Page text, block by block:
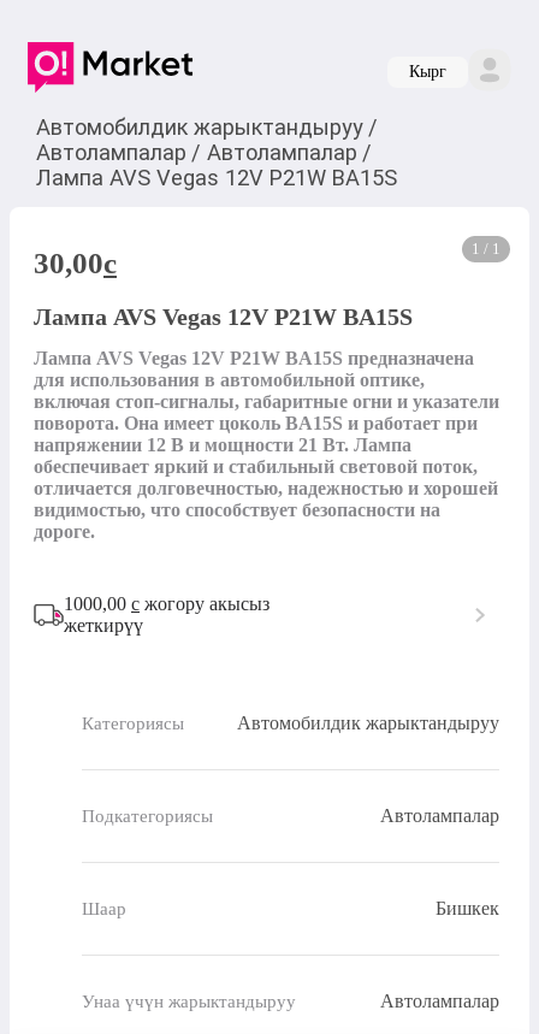
Кырг
Автомобилдик жарыктандыруу /
Автолампалар / Автолампалар /
Лампа AVS Vegas 12V P21W BA15S
1 / 1
30,00c
Лампа AVS Vegas 12V P21W BA15S
Лампа AVS Vegas 12V P21W BA15S предназначена
для использования в автомобильной оптике,
включая стоп-сигналы, габаритные огни и указатели
поворота. Она имеет цоколь BA15S и работает при
напряжении 12 В и мощности 21 Вт. Лампа
обеспечивает яркий и стабильный световой поток,
отличается долговечностью, надежностью и хорошей
видимостью, что способствует безопасности на
дороге.
1000,00 с жогору акысыз
жеткирүү
Категориясы Автомобилдик жарыктандыруу
Подкатегориясы Автолампалар
Шаар Бишкек
Унаа үчүн жарыктандыруу Автолампалар